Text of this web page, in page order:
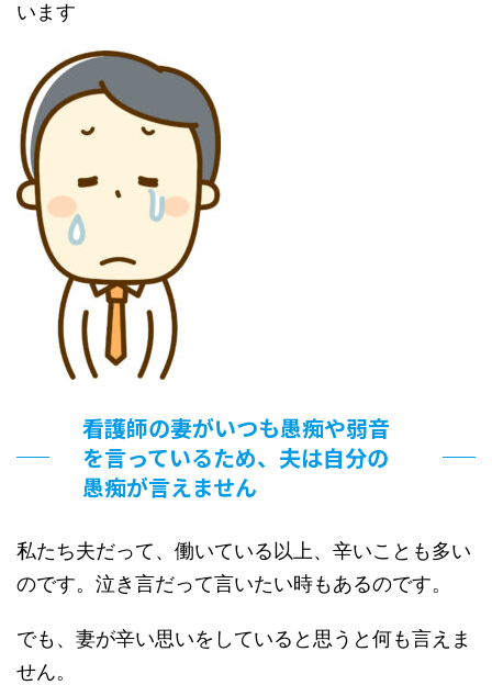
います
看護師の妻がいつも愚痴や弱音
を言っているため、夫は自分の
愚痴が言えません
私たち夫だって、働いている以上、辛いことも多い
のです。泣き言だって言いたい時もあるのです。
でも、妻が辛い思いをしていると思うと何も言えま
せん。